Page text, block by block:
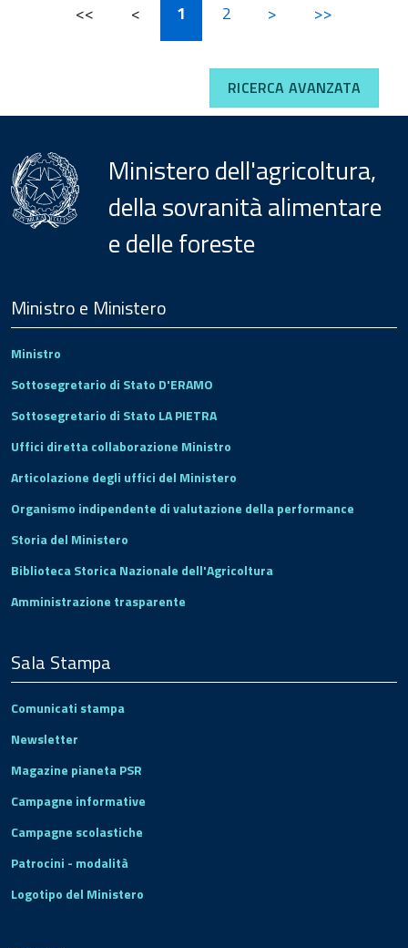
<< < 1 2 > >>
RICERCA AVANZATA
Ministero dell'agricoltura,
della sovranità alimentare
e delle foreste
Footer
Ministro e Ministero
Ministro
Sottosegretario di Stato D'ERAMO
Sottosegretario di Stato LA PIETRA
Uffici diretta collaborazione Ministro
Articolazione degli uffici del Ministero
Organismo indipendente di valutazione della performance
Storia del Ministero
Biblioteca Storica Nazionale dell'Agricoltura
Amministrazione trasparente
Sala Stampa
Comunicati stampa
Newsletter
Magazine pianeta PSR
Campagne informative
Campagne scolastiche
Patrocini - modalità
Logotipo del Ministero